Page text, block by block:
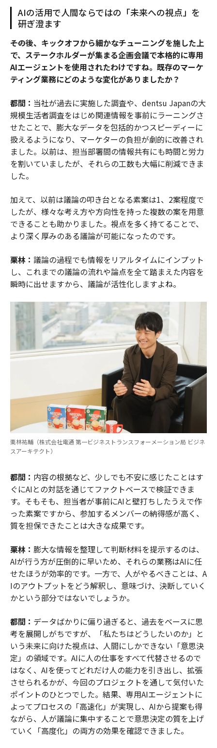
AIの活用で人間ならではの「未来への視点」を
研ぎ澄ます
――その後、キックオフから細かなチューニングを施した上
で、ステークホルダーが集まる企画会議で本格的に専用
AIエージェントを使用されたわけですね。既存のマーケ
ティング業務にどのような変化がありましたか？
都間： 当社が過去に実施した調査や、dentsu Japanの大
規模生活者調査をはじめ関連情報を事前にラーニングさ
せたことで、膨大なデータを包括的かつスピーディーに
扱えるようになり、マーケターの負担が劇的に改善され
ました。以前は、担当部署間の情報共有にも時間と労力
を割いていましたが、それらの工数も大幅に削減できま
した。
加えて、以前は議論の叩き台となる素案は1、2案程度で
したが、様々な考え方や方向性を持った複数の案を用意
できることも助かりました。視点を多く持てることで、
より深く厚みのある議論が可能になったのです。
栗林： 議論の過程でも情報をリアルタイムにインプット
し、これまでの議論の流れや論点を全て踏まえた内容を
瞬時に出せますから、議論が活性化しますよね。
栗林祐輔（株式会社電通 第一ビジネストランスフォーメーション局 ビジネ
スアーキテクト）
都間： 内容の根拠など、少しでも不安に感じたことはす
ぐにAIとの対話を通じてファクトベースで検証できま
す。そもそも、担当者が事前にAIと壁打ちしたうえで作
った素案ですから、参加するメンバーの納得感が高く、
質を担保できたことは大きな成果です。
栗林： 膨大な情報を整理して判断材料を提示するのは、
AIが行う方が圧倒的に早いため、それらの業務はAIに任
せたほうが効率的です。一方で、人がやるべきことは、A
Iのアウトプットをどう解釈し、意味づけ、決断していく
かという部分ではないでしょうか。
都間： データばかりに偏り過ぎると、過去をベースに思
考を展開しがちですが、「私たちはどうしたいのか」と
いう未来に向けた視点は、人間にしかできない「意思決
定」の領域です。AIに人の仕事をすべて代替させるので
はなく、AIを使ってどれだけ人の能力を引き出し、拡張
させられるかが、今回のプロジェクトを通して気付いた
ポイントのひとつでした。結果、専用AIエージェントに
よってプロセスの「高速化」が実現し、AIから提案も得
ながら、人が議論に集中することで意思決定の質を上げ
ていく「高度化」の両方の効果を確認できました。